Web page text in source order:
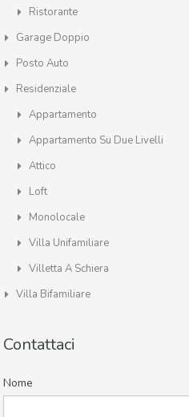
Ristorante
Garage Doppio
Posto Auto
Residenziale
Appartamento
Appartamento Su Due Livelli
Attico
Loft
Monolocale
Villa Unifamiliare
Villetta A Schiera
Villa Bifamiliare
Contattaci
Nome